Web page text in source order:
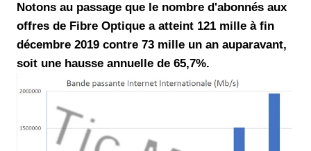
Notons au passage que le nombre d'abonnés aux
offres de Fibre Optique a atteint 121 mille à fin
décembre 2019 contre 73 mille un an auparavant,
soit une hausse annuelle de 65,7%.